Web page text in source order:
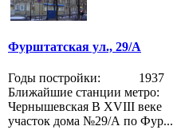
Фурштатская ул., 29/А
Годы постройки: 1937
Ближайшие станции метро:
Чернышевская В XVIII веке
участок дома №29/А по Фур...